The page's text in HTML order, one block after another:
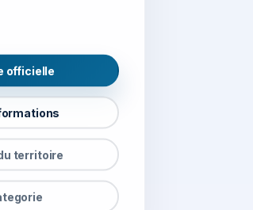
officielle
territoire